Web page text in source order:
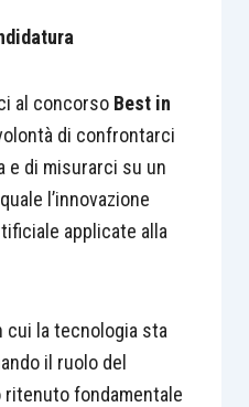
al concorso Best in
di confrontarci
e di misurarci su un
l’innovazione
applicate alla
cui la tecnologia sta
il ruolo del
ritenuto fondamentale